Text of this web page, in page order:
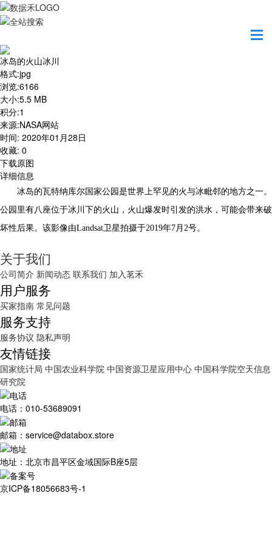
冰岛的火山冰川
格式:jpg
浏览:6166
大小:5.5 MB
积分:1
来源:NASA网站
时间: 2020年01月28日
收藏: 0
下载原图
详细信息
冰岛的瓦特纳库尔国家公园是世界上罕见的火与冰毗邻的地方之一。
公园里有八座位于冰川下的火山，火山爆发时引发的洪水，可能会带来破
坏性后果。该影像由Landsat卫星拍摄于2019年7月2号。
关于我们
公司简介 新闻动态 联系我们 加入茗禾
用户服务
买家指南 常见问题
服务支持
服务协议 隐私声明
友情链接
国家统计局 中国农业科学院 中国资源卫星应用中心 中国科学院空天信息
研究院
电话：010-53689091
邮箱：service@databox.store
地址：北京市昌平区金域国际B座5层
京ICP备18056683号-1